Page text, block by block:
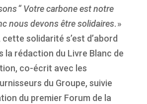
“ Votre carbone est notre
nous devons être solidaires. »
cette solidarité s’est d’abord
la rédaction du Livre Blanc de
co-écrit avec les
du Groupe, suivie
du premier Forum de la